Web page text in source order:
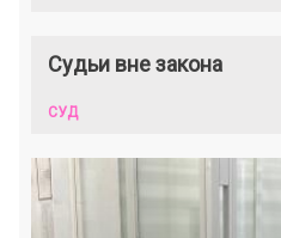
Судьи вне закона
СУД